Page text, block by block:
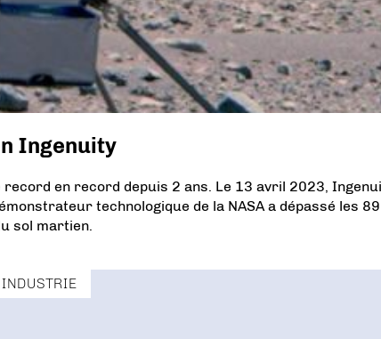
Ingenuity
en record depuis 2 ans. Le 13 avril 2023,
technologique de la NASA a dépassé les 89
sol martien.
INDUSTRIE